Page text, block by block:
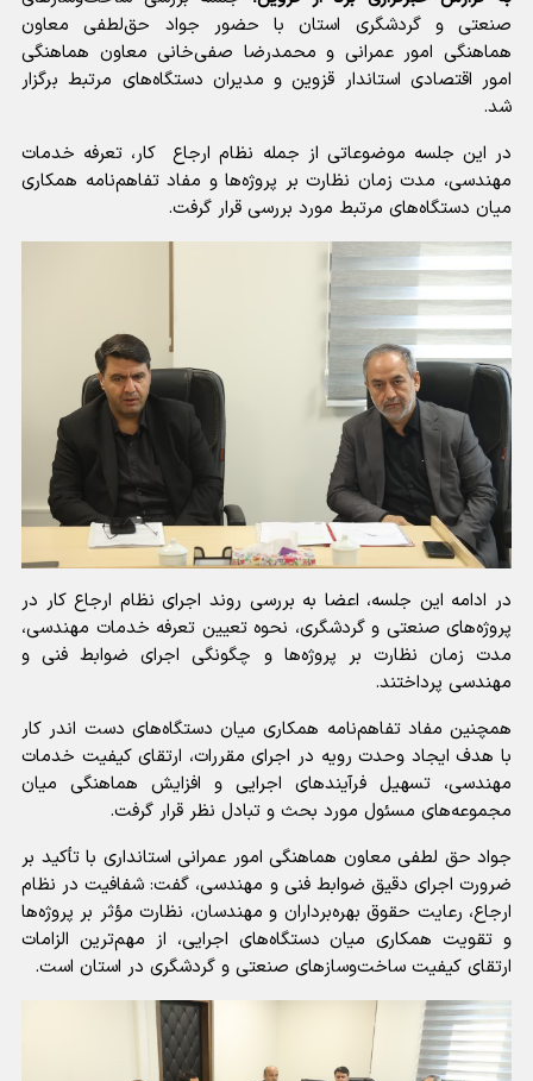
صنعتی و گردشگری استان با حضور جواد حق‌لطفی معاون
هماهنگی امور عمرانی و محمدرضا صفی‌خانی معاون هماهنگی
امور اقتصادی استاندار قزوین و مدیران دستگاه‌های مرتبط برگزار
شد.
در این جلسه موضوعاتی از جمله نظام ارجاع کار، تعرفه خدمات
مهندسی، مدت زمان نظارت بر پروژه‌ها و مفاد تفاهم‌نامه همکاری
میان دستگاه‌های مرتبط مورد بررسی قرار گرفت.
در ادامه این جلسه، اعضا به بررسی روند اجرای نظام ارجاع کار در
پروژه‌های صنعتی و گردشگری، نحوه تعیین تعرفه خدمات مهندسی،
مدت زمان نظارت بر پروژه‌ها و چگونگی اجرای ضوابط فنی و
مهندسی پرداختند.
همچنین مفاد تفاهم‌نامه همکاری میان دستگاه‌های دست اندر کار
‌با هدف ایجاد وحدت رویه در اجرای مقررات، ارتقای کیفیت خدمات
مهندسی، تسهیل فرآیندهای اجرایی و افزایش هماهنگی میان
مجموعه‌های مسئول مورد بحث و تبادل نظر قرار گرفت.
جواد حق لطفی معاون هماهنگی امور عمرانی استانداری با تأکید بر
ضرورت اجرای دقیق ضوابط فنی و مهندسی، گفت: شفافیت در نظام
ارجاع، رعایت حقوق بهره‌برداران و مهندسان، نظارت مؤثر بر پروژه‌ها
و تقویت همکاری میان دستگاه‌های اجرایی، از مهم‌ترین الزامات
ارتقای کیفیت ساخت‌وسازهای صنعتی و گردشگری در استان است.